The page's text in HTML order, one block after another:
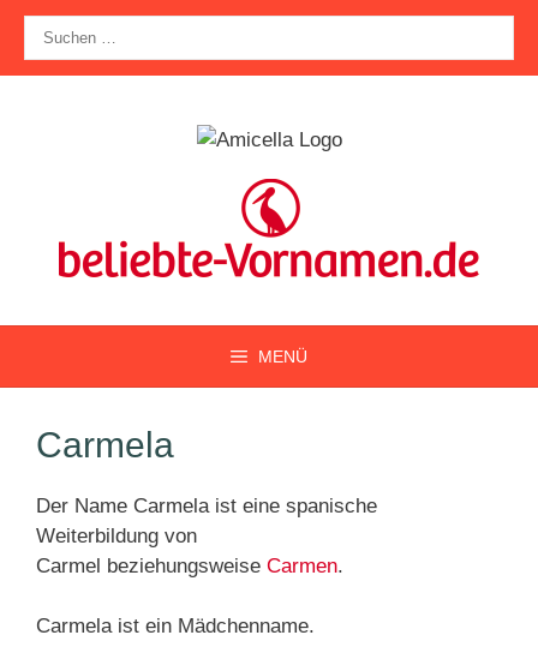
Zum
Inhalt
springen
nach:
MENÜ
Carmela
Der Name Carmela ist eine spanische
Weiterbildung von
Carmel beziehungsweise Carmen.
Carmela ist ein Mädchenname.